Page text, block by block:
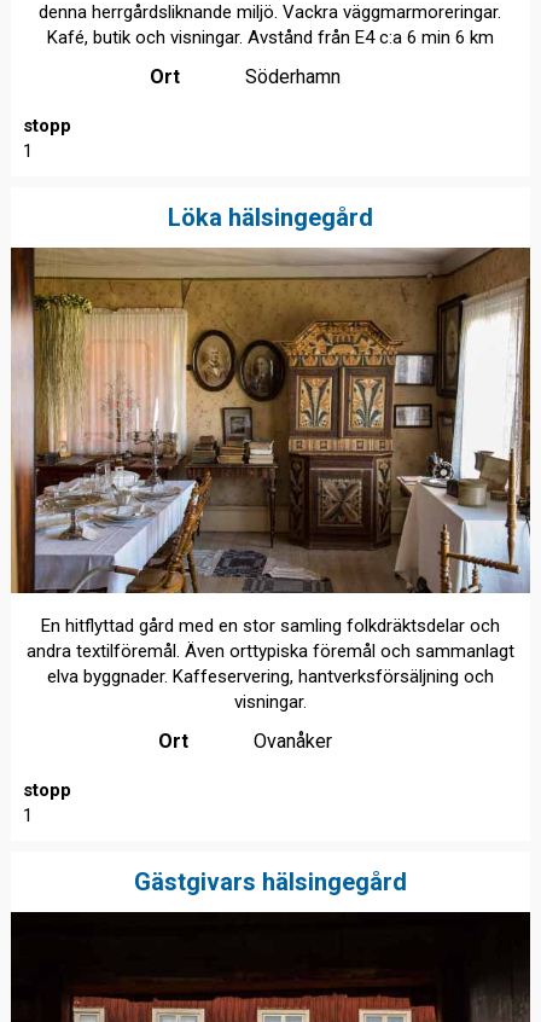
denna herrgårdsliknande miljö. Vackra väggmarmoreringar.
Kafé, butik och visningar. Avstånd från E4 c:a 6 min 6 km
Ort Söderhamn
stopp
1
Löka hälsingegård
En hitflyttad gård med en stor samling folkdräktsdelar och
andra textilföremål. Även orttypiska föremål och sammanlagt
elva byggnader. Kaffeservering, hantverksförsäljning och
visningar.
Ort Ovanåker
stopp
1
Gästgivars hälsingegård